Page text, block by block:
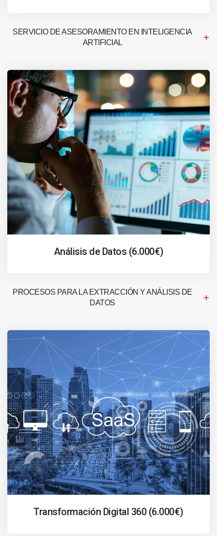
SERVICIO DE ASESORAMIENTO EN INTELIGENCIA
ARTIFICIAL
Análisis de Datos (6.000€)
PROCESOS PARA LA EXTRACCIÓN Y ANÁLISIS DE
DATOS
Transformación Digital 360 (6.000€)